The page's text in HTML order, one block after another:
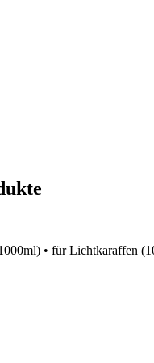
• für Lichtkaraffen